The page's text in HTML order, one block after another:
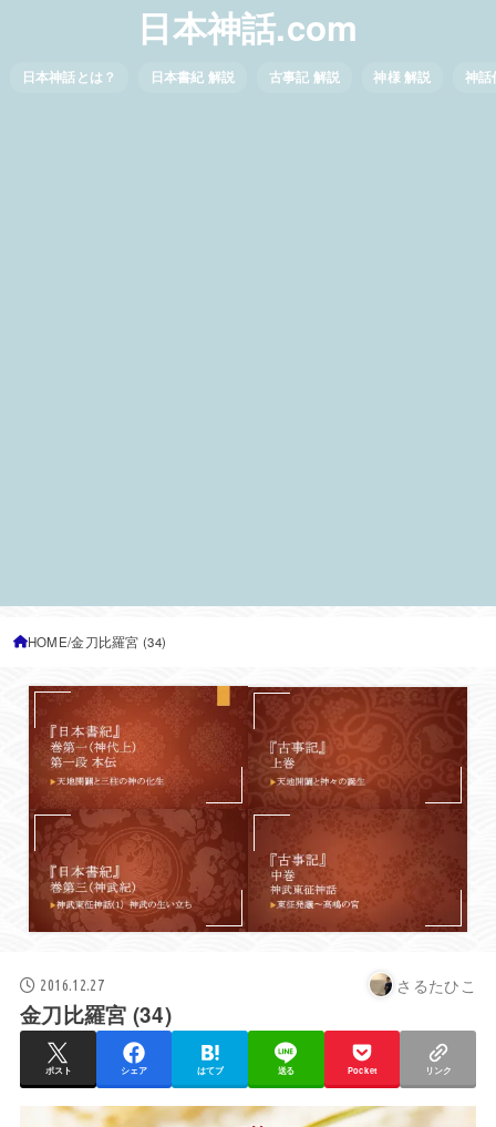
日本神話.com
日本神話とは？ 日本書紀 解説 古事記 解説 神様 解説 神話
HOME 金刀比羅宮 (34)
2016.12.27 さるたひこ
金刀比羅宮 (34)
ポスト シェア はてブ 送る Pocket リンク